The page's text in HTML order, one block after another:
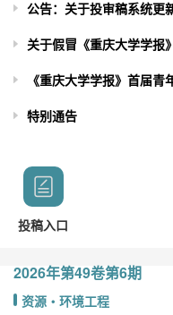
公告：关于投审稿系统更
《重庆大学学报》首届
特别通告
投稿入口
2026年第49卷第6期
资源・环境工程